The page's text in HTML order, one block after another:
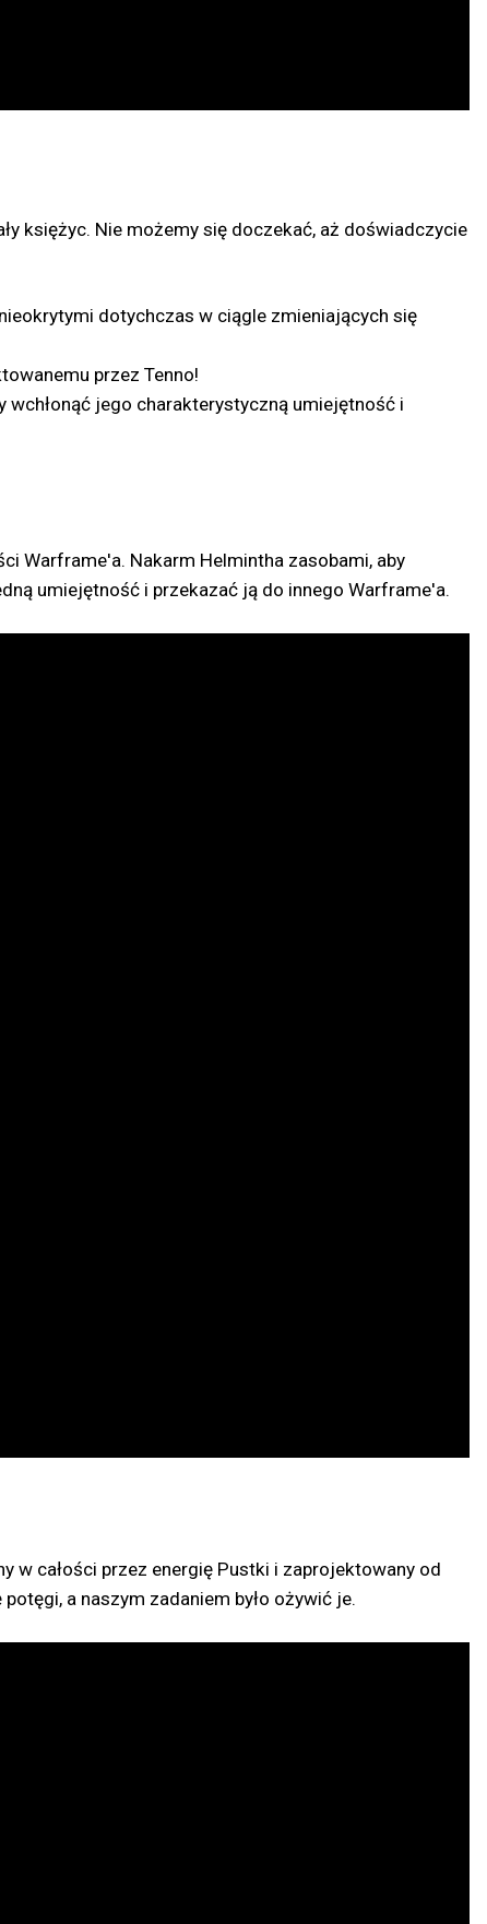
księżyc. Nie możemy się doczekać, aż doświadczycie
dotychczas w ciągle zmieniających się
przez Tenno!
jego charakterystyczną umiejętność i
Warframe'a. Nakarm Helmintha zasobami, aby
umiejętność i przekazać ją do innego Warframe'a.
w całości przez energię Pustki i zaprojektowany od
a naszym zadaniem było ożywić je.